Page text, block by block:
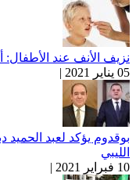
نزيف الأنف عند
05 يناير 2021 |
بوقدوم يؤكد لعبد الحميد
الليبي
10 فبراير 2021 |